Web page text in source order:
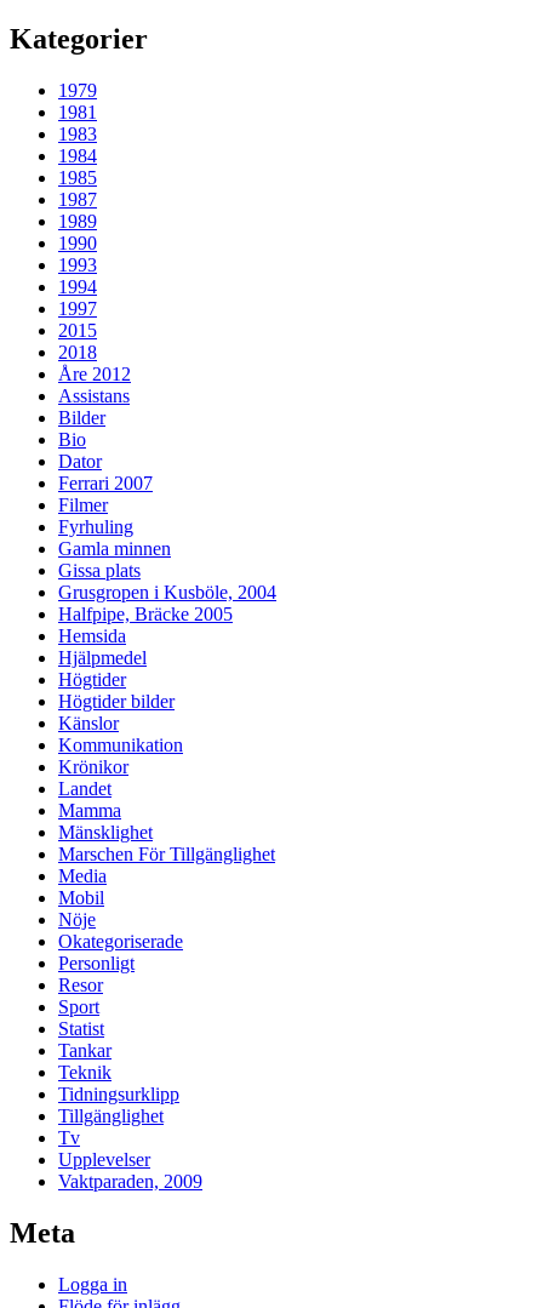
Kategorier
1979
1981
1983
1984
1985
1987
1989
1990
1993
1994
1997
2015
2018
Åre 2012
Assistans
Bilder
Bio
Dator
Ferrari 2007
Filmer
Fyrhuling
Gamla minnen
Gissa plats
Grusgropen i Kusböle, 2004
Halfpipe, Bräcke 2005
Hemsida
Hjälpmedel
Högtider
Högtider bilder
Känslor
Kommunikation
Krönikor
Landet
Mamma
Mänsklighet
Marschen För Tillgänglighet
Media
Mobil
Nöje
Okategoriserade
Personligt
Resor
Sport
Statist
Tankar
Teknik
Tidningsurklipp
Tillgänglighet
Tv
Upplevelser
Vaktparaden, 2009
Meta
Logga in